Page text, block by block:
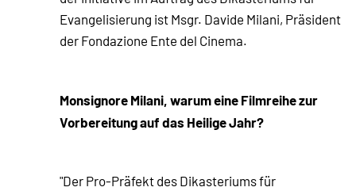
Evangelisierung ist Msgr. Davide Milani, Präsident
der Fondazione Ente del Cinema.
Monsignore Milani, warum eine Filmreihe zur
Vorbereitung auf das Heilige Jahr?
"Der Pro-Präfekt des Dikasteriums für